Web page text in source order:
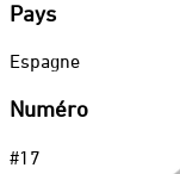
Pays
Espagne
Numéro
#17